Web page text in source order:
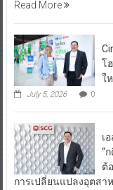
Read More
โ
ใ
July 5, 2026 0
เ
“
ต้
การเปลี่ยนแปลงอุตสา